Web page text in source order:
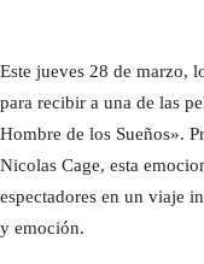
Este jueves 28 de marzo,
para recibir a una de las
Hombre de los Sueños».
Nicolas Cage, esta
espectadores en un viaje
y emoción.